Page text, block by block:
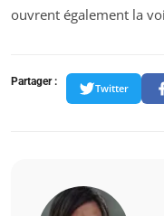
ouvrent également la
Partager :
Twitter